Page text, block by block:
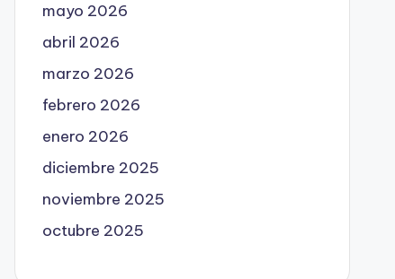
mayo 2026
abril 2026
marzo 2026
febrero 2026
enero 2026
diciembre 2025
noviembre 2025
octubre 2025